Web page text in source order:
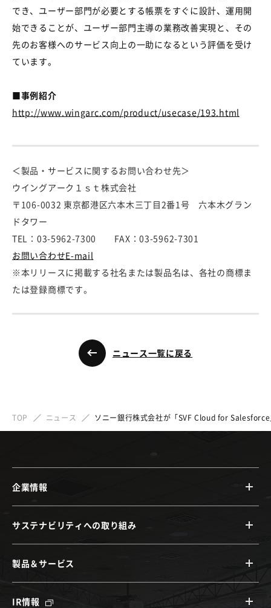
でき、ユーザー部門が必要とする帳票をすぐに設計、運用開
始できることが、ユーザー部門主導の業務改善実現と、その
先のお客様へのサービス向上の一助になるという評価を受け
ています。
■事例紹介
http://www.wingarc.com/product/usecase/193.html
＜製品・サービスに関するお問い合わせ先＞
ウイングアーク１ｓｔ株式会社
〒106-0032 東京都港区六本木三丁目2番1号 六本木グラン
ドタワー
TEL：03-5962-7300 FAX：03-5962-7301
お問い合わせE-mail
※本リリースに掲載する社名または製品名は、各社の商標ま
たは登録商標です。
ニュース一覧に戻る
TOP ニュース ソニー銀行株式会社が「SVF Cloud for
企業情報
サステナビリティへの取り組み
製品＆サービス
IR情報